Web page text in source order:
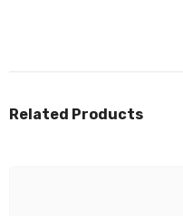
Related Products